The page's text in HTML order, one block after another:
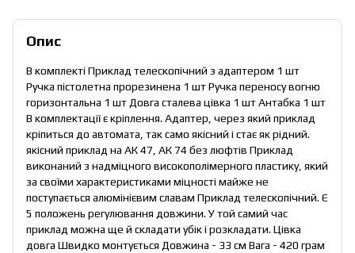
Опис
В комплекті Приклад телескопічний з адаптером 1 шт
Ручка пістолетна прорезинена 1 шт Ручка переносу вогню
горизонтальна 1 шт Довга сталева цівка 1 шт Антабка 1 шт
В комплектації є кріплення. Адаптер, через який приклад
кріпиться до автомата, так само якісний і стає як рідний.
якісний приклад на АК 47, АК 74 без люфтів Приклад
виконаний з надміцного високополімерного пластику, який
за своїми характеристиками міцності майже не
поступається алюмінієвим славам Приклад телескопічний. Є
5 положень регулювання довжини. У той самий час
приклад можна ще й складати убік і розкладати. Цівка
довга Швидко монтується Довжина - 33 см Вага - 420 грам